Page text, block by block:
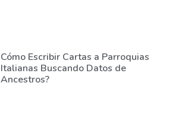
Cómo Escribir Cartas a Parroquias
Italianas Buscando Datos de
Ancestros?